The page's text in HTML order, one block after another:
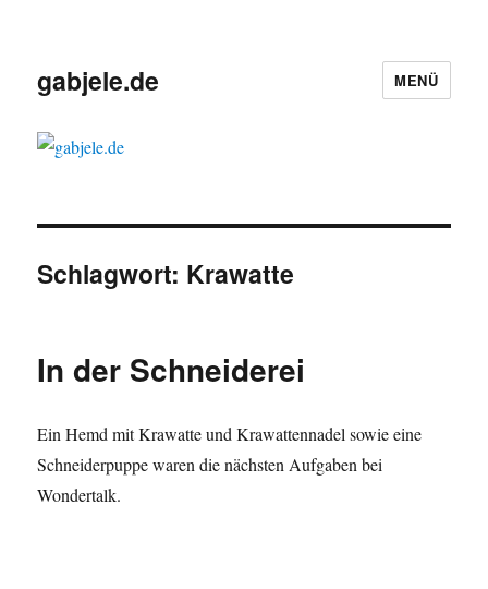
gabjele.de MENÜ
Schlagwort: Krawatte
In der Schneiderei
Ein Hemd mit Krawatte und Krawattennadel sowie eine
Schneiderpuppe waren die nächsten Aufgaben bei
Wondertalk.